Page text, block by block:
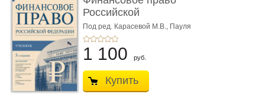
Российской
Федерации. 5-е изд�
...
Под ред. Карасевой М.В., Пауля
А.Г., Красюкова А.В.
1 100 руб.
Купить